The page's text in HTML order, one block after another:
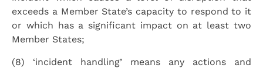
exceeds a Member State’s capacity to respond to it
or which has a significant impact on at least two
Member States;
(8) ‘incident handling’ means any actions and